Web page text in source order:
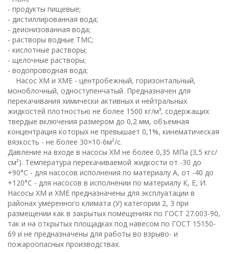
- продукты пищевые;
- дистиллированная вода;
- деионизованная вода;
- растворы водные ТМС;
- кислотные растворы;
- щелочные растворы;
- водопроводная вода;
Насос ХМ и ХМЕ - центробежный, горизонтальный,
моноблочный, одноступенчатый. Предназначен для
перекачивания химически активных и нейтральных
жидкостей плотностью не более 1500 кг/м³, содержащих
твердые включения размером до 0,2 мм, объемная
концентрация которых не превышает 0,1%, кинематическая
вязкость - не более 30×10-6м²/с.
Давление на входе в насосы ХМ не более 0,35 МПа (3,5 кгс/
см²). Температура перекачиваемой жидкости от -30 до
+90°С - для насосов исполнения по материалу А, от -40 до
+120°С - для насосов в исполнении по материалу К, Е, И.
Насосы ХМ и ХМЕ предназначены для эксплуатации в
районах умеренного климата (У) категории 2, 3 при
размещении как в закрытых помещениях по ГОСТ 27.003-90,
так и на открытых площадках под навесом по ГОСТ 15150-
69 и не предназначены для работы во взрыво- и
пожароопасных производствах.